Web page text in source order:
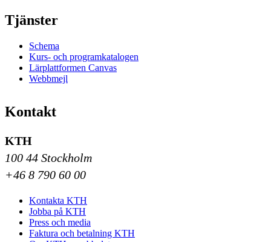
Tjänster
Schema
Kurs- och programkatalogen
Lärplattformen Canvas
Webbmejl
Kontakt
KTH
100 44 Stockholm
+46 8 790 60 00
Kontakta KTH
Jobba på KTH
Press och media
Faktura och betalning KTH